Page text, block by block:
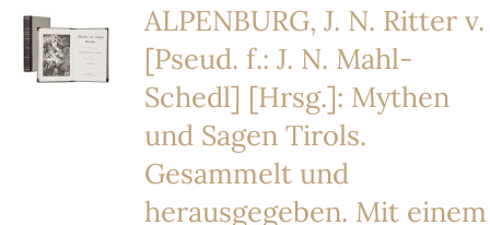
ALPENBURG, J. N. Ritter v.
[Pseud. f.: J. N. Mahl-
Schedl] [Hrsg.]: Mythen
und Sagen Tirols.
Gesammelt und
herausgegeben. Mit einem